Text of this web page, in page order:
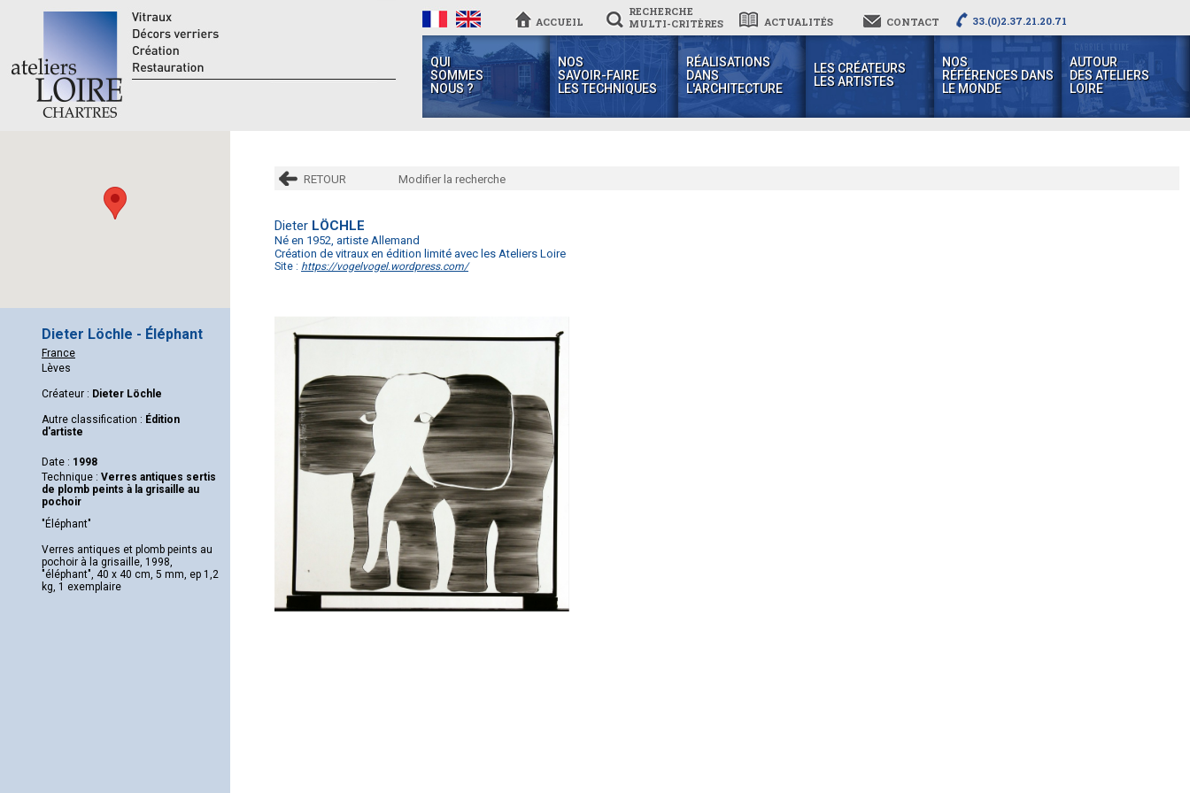
ACCUEIL
RECHERCHE
MULTI-CRITÈRES
ACTUALITÉS CONTACT 33.(0)2.37.21.20.71
QUI
SOMMES
NOUS ?
NOS
SAVOIR-FAIRE
LES TECHNIQUES
RÉALISATIONS
DANS
L'ARCHITECTURE
LES CRÉATEURS
LES ARTISTES
NOS
RÉFÉRENCES DANS
LE MONDE
AUTOUR
DES ATELIERS
LOIRE
Dieter Löchle - Éléphant
France
Lèves
Créateur : Dieter Löchle
Autre classification : Édition
d'artiste
Date : 1998
Technique : Verres antiques sertis
de plomb peints à la grisaille au
pochoir
"Éléphant"
Verres antiques et plomb peints au
pochoir à la grisaille, 1998,
"éléphant", 40 x 40 cm, 5 mm, ep 1,2
kg, 1 exemplaire
RETOUR Modifier la recherche
Dieter LÖCHLE
Né en 1952, artiste Allemand
Création de vitraux en édition limité avec les Ateliers Loire
Site : https://vogelvogel.wordpress.com/